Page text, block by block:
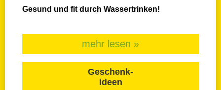
Gesund und fit durch Wassertrinken!
mehr lesen »
Geschenk-
ideen